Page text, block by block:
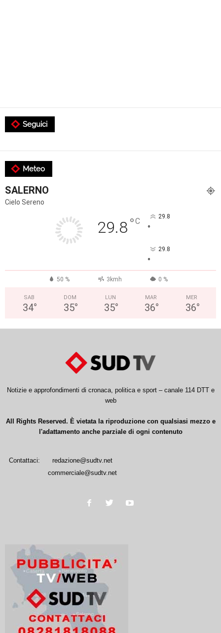
Seguici
Meteo
SALERNO
Cielo Sereno
29.8°C 29.8
°
29.8
°
50 % 3kmh 0 %
SAB
34°
DOM
35°
LUN
35°
MAR
36°
MER
36°
Notizie e approfondimenti di cronaca, politica e sport – canale 114 DTT e
web
All Rights Reserved. È vietata la riproduzione con qualsiasi mezzo e
l'adattamento anche parziale di ogni contenuto
Contattaci:
redazione@sudtv.net
commerciale@sudtv.net